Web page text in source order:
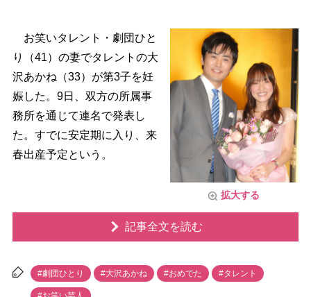
拡大する
お笑いタレント・劇団ひと
り（41）の妻でタレントの大
沢あかね（33）が第3子を妊
娠した。9日、双方の所属事
務所を通じて連名で発表し
た。すでに安定期に入り、来
春出産予定という。
記事全文を読む
#劇団ひとり #大沢あかね #おめでた #タレント